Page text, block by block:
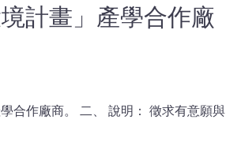
計畫」產學合作廠
合作廠商。 二、 說明： 徵求有意願與